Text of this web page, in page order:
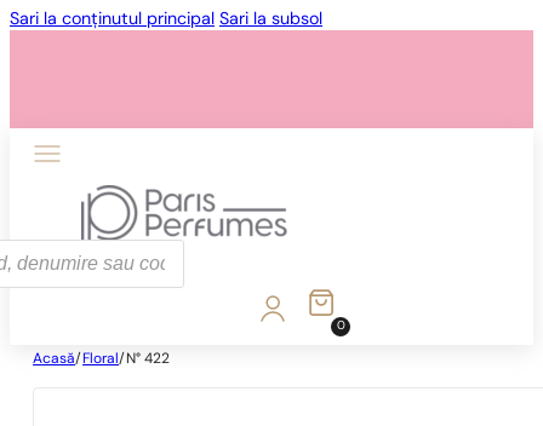
Sari la conținutul principal Sari la subsol
0
Acasă/ Floral/ N° 422